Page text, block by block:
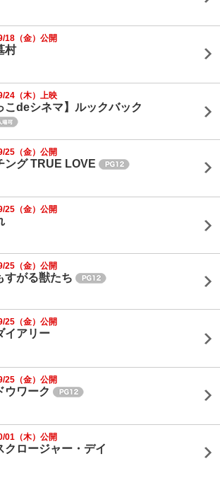
18（金）公開
村
24（木）上映
こdeシネマ】ルックバック
25（金）公開
ング TRUE LOVE
25（金）公開
25（金）公開
すがる獣たち
25（金）公開
イアリー
25（金）公開
ウワーク
01（木）公開
クロージャー・デイ